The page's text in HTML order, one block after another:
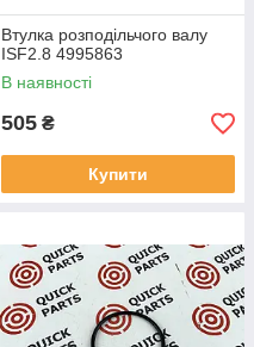
Втулка розподільчого валу
ISF2.8 4995863
В наявності
505 ₴
Купити